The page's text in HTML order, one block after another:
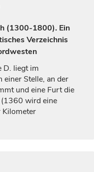
(1300-1800). Ein
Verzeichnis
D. liegt im
einer Stelle, an der
und eine Furt die
wird eine
Kilometer